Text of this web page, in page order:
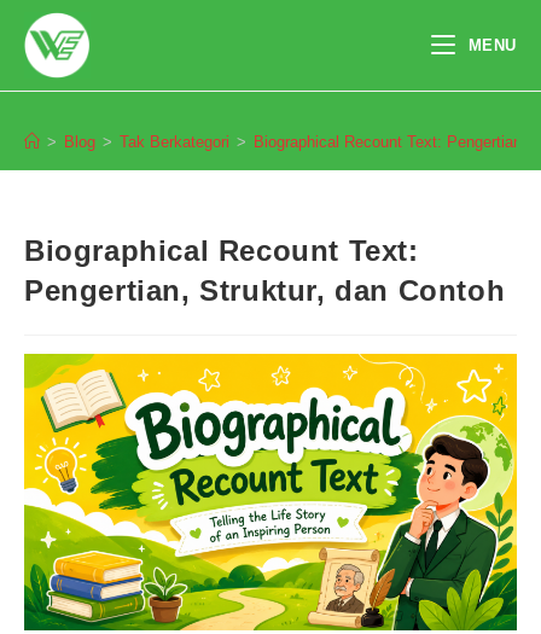
content
MENU
> Blog > Tak Berkategori > Biographical Recount Text: Pengertian,
Biographical Recount Text:
Pengertian, Struktur, dan Contoh